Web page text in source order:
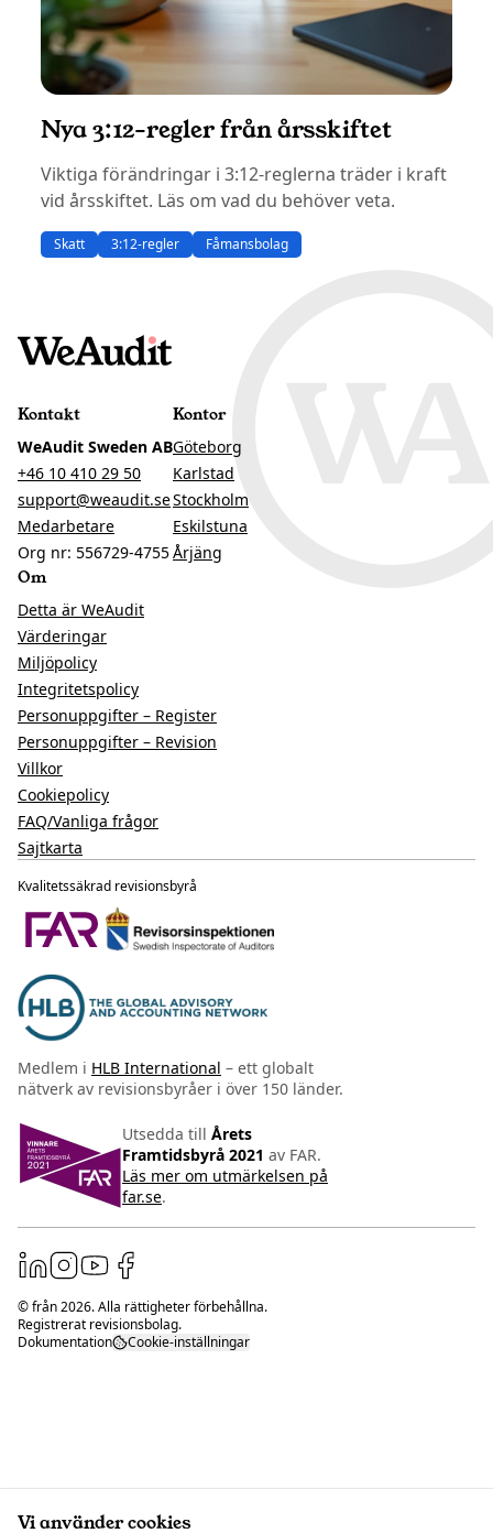
Vi använder cookies
Nya 3:12-regler från årsskiftet
Viktiga förändringar i 3:12-reglerna träder i kraft
vid årsskiftet. Läs om vad du behöver veta.
Skatt 3:12-regler Fåmansbolag
Kontakt
WeAudit Sweden AB
+46 10 410 29 50
support@weaudit.se
Medarbetare
Org nr: 556729-4755
Kontor
Göteborg
Karlstad
Stockholm
Eskilstuna
Årjäng
Om
Detta är WeAudit
Värderingar
Miljöpolicy
Integritetspolicy
Personuppgifter – Register
Personuppgifter – Revision
Villkor
Cookiepolicy
FAQ/Vanliga frågor
Sajtkarta
Kvalitetssäkrad revisionsbyrå
Medlem i HLB International – ett globalt
nätverk av revisionsbyråer i över 150 länder.
Utsedda till Årets
Framtidsbyrå 2021 av FAR.
Läs mer om utmärkelsen på
far.se.
© från2026. Alla rättigheter förbehållna.
Registrerat revisionsbolag.
Dokumentation
Cookie-inställningar